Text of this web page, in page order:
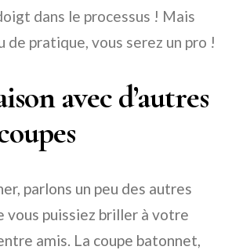
dans le processus ! Mais
de pratique, vous serez un pro !
avec d’autres
parlons un peu des autres
vous puissiez briller à votre
amis. La coupe batonnet,